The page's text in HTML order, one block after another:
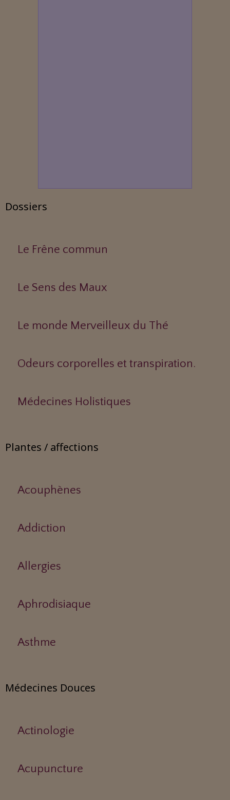
Dossiers
Le Frêne commun
Le Sens des Maux
Le monde Merveilleux du Thé
Odeurs corporelles et transpiration.
Médecines Holistiques
Plantes / affections
Acouphènes
Addiction
Allergies
Aphrodisiaque
Asthme
Médecines Douces
Actinologie
Acupuncture